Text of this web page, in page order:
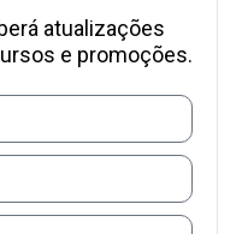
atualizações
e promoções.